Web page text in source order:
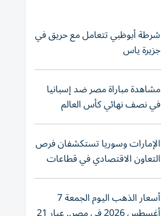
شرطة أبوظبي تتعامل مع حريق في
جزيرة ياس
مشاهدة مباراة مصر ضد إسبانيا
في نصف نهائي كأس العالم
لناشئات اليد 2026
الإمارات وسوريا تستكشفان فرص
التعاون الاقتصادي في قطاعات
حيوية
أسعار الذهب اليوم الجمعة 7